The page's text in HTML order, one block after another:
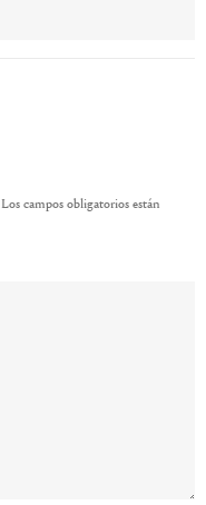
Los campos obligatorios están